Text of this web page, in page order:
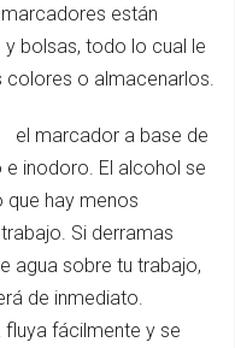
están
bolsas, todo lo cual le
o almacenarlos.
el marcador a base de
inodoro. El alcohol se
que hay menos
Si derramas
agua sobre tu trabajo,
de inmediato.
fluya fácilmente y se